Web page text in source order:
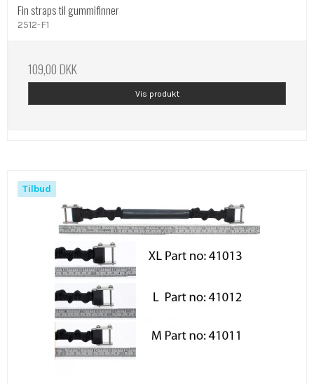
Fin straps til gummifinner
2512-F1
109,00 DKK
Vis produkt
Tilbud